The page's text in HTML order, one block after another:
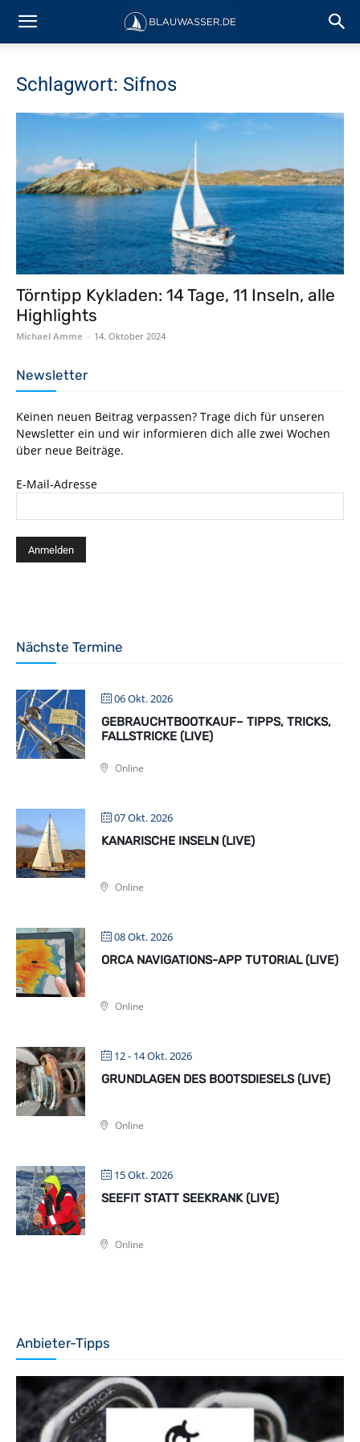
Schlagwort: Sifnos
Törntipp Kykladen: 14 Tage, 11 Inseln, alle
Highlights
Michael Amme - 14. Oktober 2024
Newsletter
Keinen neuen Beitrag verpassen? Trage dich für unseren
Newsletter ein und wir informieren dich alle zwei Wochen
über neue Beiträge.
E-Mail-Adresse
Nächste Termine
06 Okt. 2026
GEBRAUCHTBOOTKAUF– TIPPS, TRICKS,
FALLSTRICKE (LIVE)
Online
07 Okt. 2026
KANARISCHE INSELN (LIVE)
Online
08 Okt. 2026
ORCA NAVIGATIONS-APP TUTORIAL (LIVE)
Online
12 - 14 Okt. 2026
GRUNDLAGEN DES BOOTSDIESELS (LIVE)
Online
15 Okt. 2026
SEEFIT STATT SEEKRANK (LIVE)
Online
Anbieter-Tipps